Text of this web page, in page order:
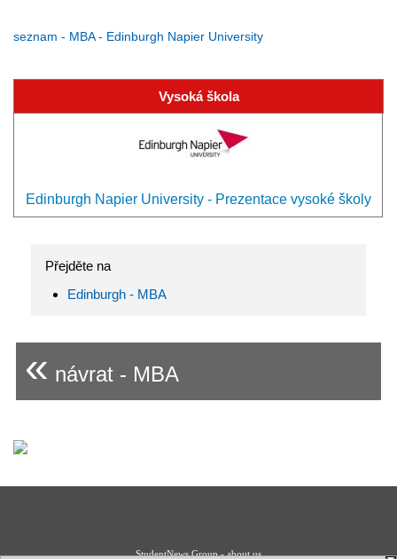
seznam - MBA - Edinburgh Napier University
Vysoká škola
Edinburgh Napier University - Prezentace vysoké školy
Přejděte na
Edinburgh - MBA
« návrat - MBA
StudentNews Group - about us